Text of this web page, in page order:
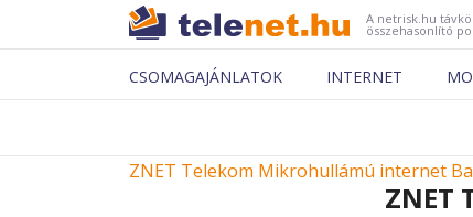
A netrisk.hu
összehasonlító
CSOMAGAJÁNLATOK INTERNET
ZNET Telekom Mikrohullámú internet
ZNET